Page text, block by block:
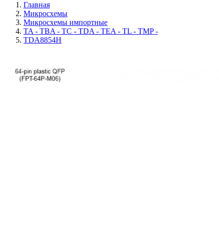
Главная
Микросхемы
Микросхемы импортные
TA - TBA - TC - TDA - TEA - TL - TMP -
TDA8854H